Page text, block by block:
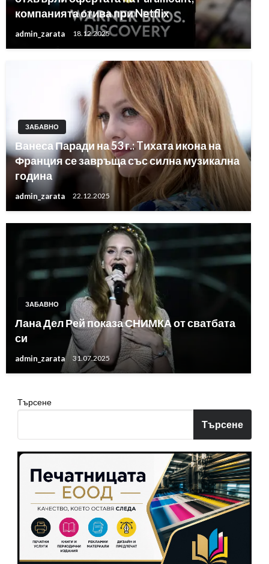
компанията отива при Netflix
admin_zarata 18.12.2025
ЗАБАВНО
Ванеса Паради на 53 г.: Tихата икона на
Франция се завръща със силна музикална
година
admin_zarata 22.12.2025
ЗАБАВНО
Лана Дел Рей показа СНИМКА от сватбата
си
admin_zarata 31.07.2025
Търсене
Търсене